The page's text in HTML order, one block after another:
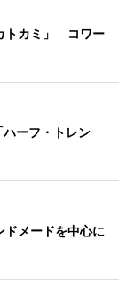
トカミ」 コワー
ーフ・トレン
メードを中心に